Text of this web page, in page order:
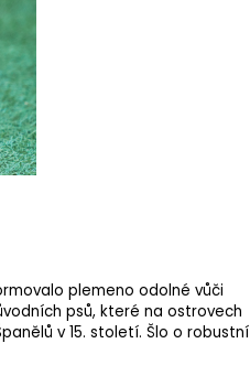
plemeno odolné vůči
psů, které na ostrovech
v 15. století. Šlo o robustní